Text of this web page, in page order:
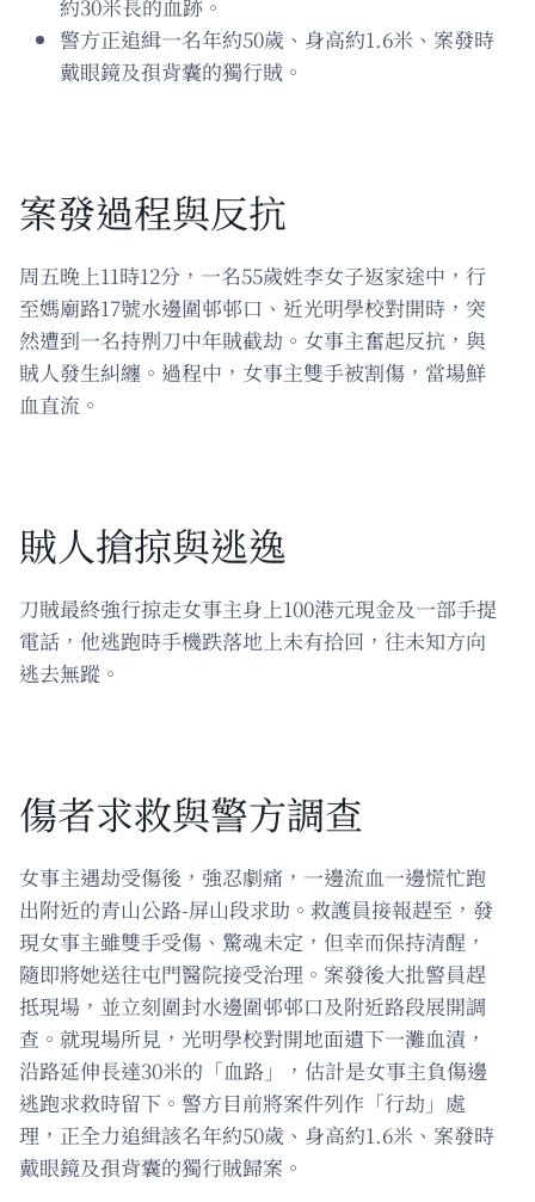
約30米長的血跡。
警方正追緝一名年約50歲、身高約1.6米、案發時
戴眼鏡及孭背囊的獨行賊。
案發過程與反抗
周五晚上11時12分，一名55歲姓李女子返家途中，行
至媽廟路17號水邊圍邨邨口、近光明學校對開時，突
然遭到一名持𠝹刀中年賊截劫。女事主奮起反抗，與
賊人發生糾纏。過程中，女事主雙手被割傷，當場鮮
血直流。
賊人搶掠與逃逸
刀賊最終強行掠走女事主身上100港元現金及一部手提
電話，他逃跑時手機跌落地上未有拾回，往未知方向
逃去無蹤。
傷者求救與警方調查
女事主遇劫受傷後，強忍劇痛，一邊流血一邊慌忙跑
出附近的青山公路-屏山段求助。救護員接報趕至，發
現女事主雖雙手受傷、驚魂未定，但幸而保持清醒，
隨即將她送往屯門醫院接受治理。案發後大批警員趕
抵現場，並立刻圍封水邊圍邨邨口及附近路段展開調
查。就現場所見，光明學校對開地面遺下一灘血漬，
沿路延伸長達30米的「血路」，估計是女事主負傷邊
逃跑求救時留下。警方目前將案件列作「行劫」處
理，正全力追緝該名年約50歲、身高約1.6米、案發時
戴眼鏡及孭背囊的獨行賊歸案。